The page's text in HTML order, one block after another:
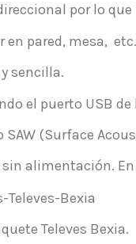
por lo
en pared, mesa,
sencilla.
el puerto USB
(Surface
alimentación.
Televes Bexia.